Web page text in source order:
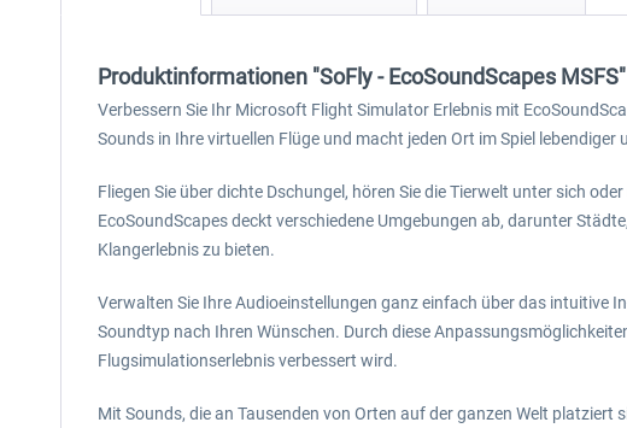
Produktinformationen "SoFly - EcoSoundScapes MSFS"
Verbessern Sie Ihr Microsoft Flight Simulator Erlebnis mit
Sounds in Ihre virtuellen Flüge und macht jeden Ort im Spiel lebendiger
Fliegen Sie über dichte Dschungel, hören Sie die Tierwelt unter sich
EcoSoundScapes deckt verschiedene Umgebungen ab, darunter
Klangerlebnis zu bieten.
Verwalten Sie Ihre Audioeinstellungen ganz einfach über das intuitive
Soundtyp nach Ihren Wünschen. Durch diese
Flugsimulationserlebnis verbessert wird.
Mit Sounds, die an Tausenden von Orten auf der ganzen Welt platziert